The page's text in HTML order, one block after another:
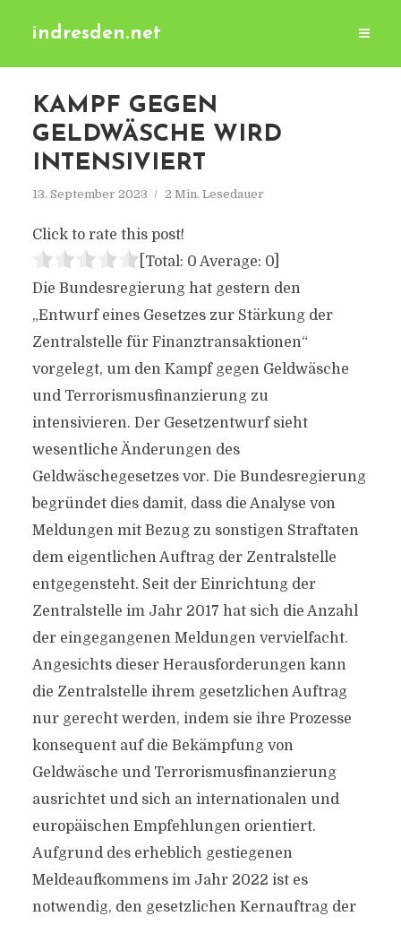
indresden.net
KAMPF GEGEN
GELDWÄSCHE WIRD
INTENSIVIERT
13. September 2023 2 Min. Lesedauer
Click to rate this post!
[Total: 0 Average: 0]
Die Bundesregierung hat gestern den
„Entwurf eines Gesetzes zur Stärkung der
Zentralstelle für Finanztransaktionen“
vorgelegt, um den Kampf gegen Geldwäsche
und Terrorismusfinanzierung zu
intensivieren. Der Gesetzentwurf sieht
wesentliche Änderungen des
Geldwäschegesetzes vor. Die Bundesregierung
begründet dies damit, dass die Analyse von
Meldungen mit Bezug zu sonstigen Straftaten
dem eigentlichen Auftrag der Zentralstelle
entgegensteht. Seit der Einrichtung der
Zentralstelle im Jahr 2017 hat sich die Anzahl
der eingegangenen Meldungen vervielfacht.
Angesichts dieser Herausforderungen kann
die Zentralstelle ihrem gesetzlichen Auftrag
nur gerecht werden, indem sie ihre Prozesse
konsequent auf die Bekämpfung von
Geldwäsche und Terrorismusfinanzierung
ausrichtet und sich an internationalen und
europäischen Empfehlungen orientiert.
Aufgrund des erheblich gestiegenen
Meldeaufkommens im Jahr 2022 ist es
notwendig, den gesetzlichen Kernauftrag der